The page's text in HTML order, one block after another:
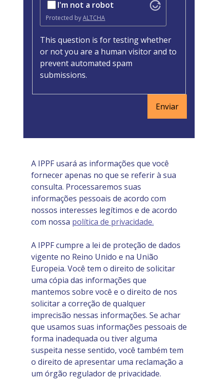
I'm not a robot
Protected byALTCHA
This question is for testing whether
or not you are a human visitor and to
prevent automated spam
submissions.
A IPPF usará as informações que você
fornecer apenas no que se referir à sua
consulta. Processaremos suas
informações pessoais de acordo com
nossos interesses legítimos e de acordo
com nossa política de privacidade.
A IPPF cumpre a lei de proteção de dados
vigente no Reino Unido e na União
Europeia. Você tem o direito de solicitar
uma cópia das informações que
mantemos sobre você e o direito de nos
solicitar a correção de qualquer
imprecisão nessas informações. Se achar
que usamos suas informações pessoais de
forma inadequada ou tiver alguma
suspeita nesse sentido, você também tem
o direito de apresentar uma reclamação a
um órgão regulador de privacidade.